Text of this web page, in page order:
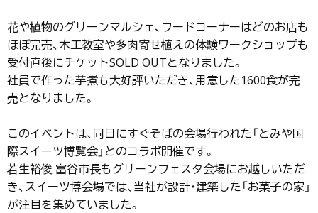
花や植物のグリーンマルシェ、フードコーナーはどのお店も
ほぼ完売、木工教室や多肉寄せ植えの体験ワークショップも
受付直後にチケットSOLD OUTとなりました。
社員で作った芋煮も大好評いただき、用意した1600食が完
売となりました。
このイベントは、同日にすぐそばの会場行われた「とみや国
際スイーツ博覧会」とのコラボ開催です。
若生裕俊 富谷市長もグリーンフェスタ会場にお越しいただ
き、スイーツ博会場では、当社が設計・建築した「お菓子の家」
が注目を集めていました。